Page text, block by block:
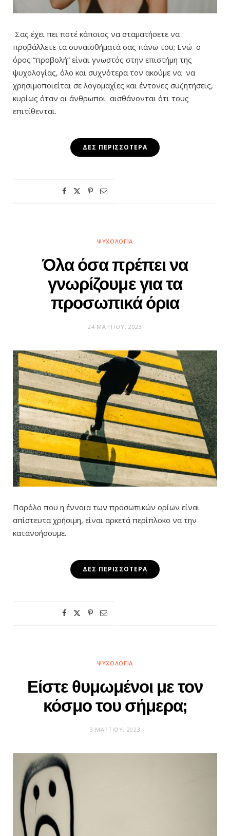
Σας έχει πει ποτέ κάποιος να σταματήσετε να
προβάλλετε τα συναισθήματά σας πάνω του; Ενώ ο
΄όρος “προβολή” είναι γνωστός στην επιστήμη της
ψυχολογίας, όλο και συχνότερα τον ακούμε να να
χρησιμοποιείται σε λογομαχίες και έντονες συζητήσεις,
κυρίως όταν οι άνθρωποι αισθάνονται ότι τους
επιτίθενται.
ΔΕΣ ΠΕΡΙΣΣΌΤΕΡΑ
ΨΥΧΟΛΟΓΊΑ
Όλα όσα πρέπει να
γνωρίζουμε για τα
προσωπικά όρια
24 ΜΑΡΤΊΟΥ, 2023
Παρόλο που η έννοια των προσωπικών ορίων είναι
απίστευτα χρήσιμη, είναι αρκετά περίπλοκο να την
κατανοήσουμε.
ΔΕΣ ΠΕΡΙΣΣΌΤΕΡΑ
ΨΥΧΟΛΟΓΊΑ
Είστε θυμωμένοι με τον
κόσμο του σήμερα;
3 ΜΑΡΤΊΟΥ, 2023